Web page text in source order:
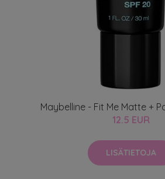
Maybelline - Fit Me Matte +
12.5 EUR
LISÄTIETOJA